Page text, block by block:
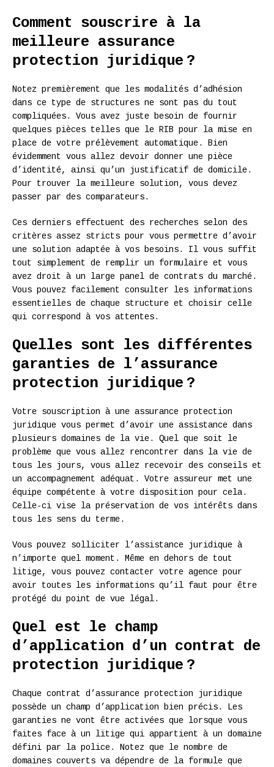
Comment souscrire à la
meilleure assurance
protection juridique ?
Notez premièrement que les modalités d’adhésion
dans ce type de structures ne sont pas du tout
compliquées. Vous avez juste besoin de fournir
quelques pièces telles que le RIB pour la mise en
place de votre prélèvement automatique. Bien
évidemment vous allez devoir donner une pièce
d’identité, ainsi qu’un justificatif de domicile.
Pour trouver la meilleure solution, vous devez
passer par des comparateurs.
Ces derniers effectuent des recherches selon des
critères assez stricts pour vous permettre d’avoir
une solution adaptée à vos besoins. Il vous suffit
tout simplement de remplir un formulaire et vous
avez droit à un large panel de contrats du marché.
Vous pouvez facilement consulter les informations
essentielles de chaque structure et choisir celle
qui correspond à vos attentes.
Quelles sont les différentes
garanties de l’assurance
protection juridique ?
Votre souscription à une assurance protection
juridique vous permet d’avoir une assistance dans
plusieurs domaines de la vie. Quel que soit le
problème que vous allez rencontrer dans la vie de
tous les jours, vous allez recevoir des conseils et
un accompagnement adéquat. Votre assureur met une
équipe compétente à votre disposition pour cela.
Celle-ci vise la préservation de vos intérêts dans
tous les sens du terme.
Vous pouvez solliciter l’assistance juridique à
n’importe quel moment. Même en dehors de tout
litige, vous pouvez contacter votre agence pour
avoir toutes les informations qu’il faut pour être
protégé du point de vue légal.
Quel est le champ
d’application d’un contrat de
protection juridique ?
Chaque contrat d’assurance protection juridique
possède un champ d’application bien précis. Les
garanties ne vont être activées que lorsque vous
faites face à un litige qui appartient à un domaine
défini par la police. Notez que le nombre de
domaines couverts va dépendre de la formule que